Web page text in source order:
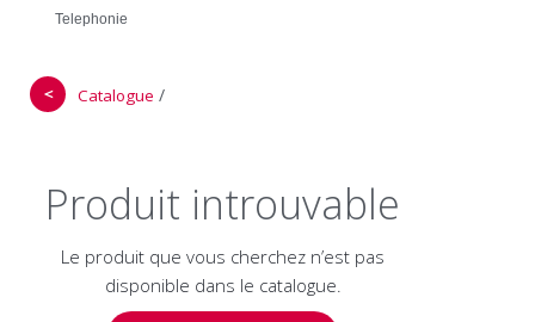
Telephonie
＜ Catalogue /
Produit introuvable
Le produit que vous cherchez n’est pas
disponible dans le catalogue.